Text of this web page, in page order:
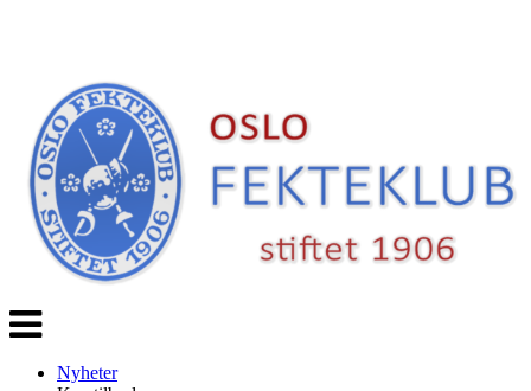
Veksle
navigasjon
Nyheter